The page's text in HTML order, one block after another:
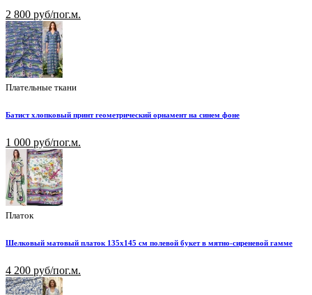
2 800 руб/пог.м.
Плательные ткани
Батист хлопковый принт геометрический орнамент на синем фоне
1 000 руб/пог.м.
Платок
Шелковый матовый платок 135х145 см полевой букет в мятно-сиреневой гамме
4 200 руб/пог.м.